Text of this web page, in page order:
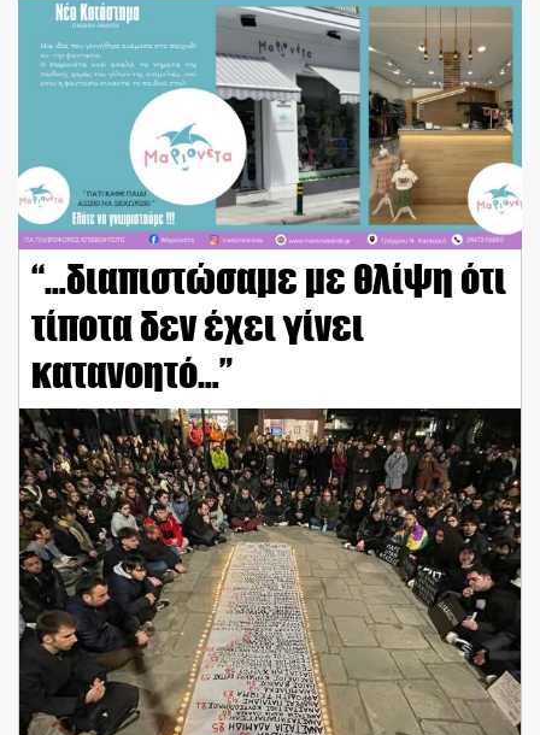
“…διαπιστώσαμε με θλίψη ότι
τίποτα δεν έχει γίνει
κατανοητό…”